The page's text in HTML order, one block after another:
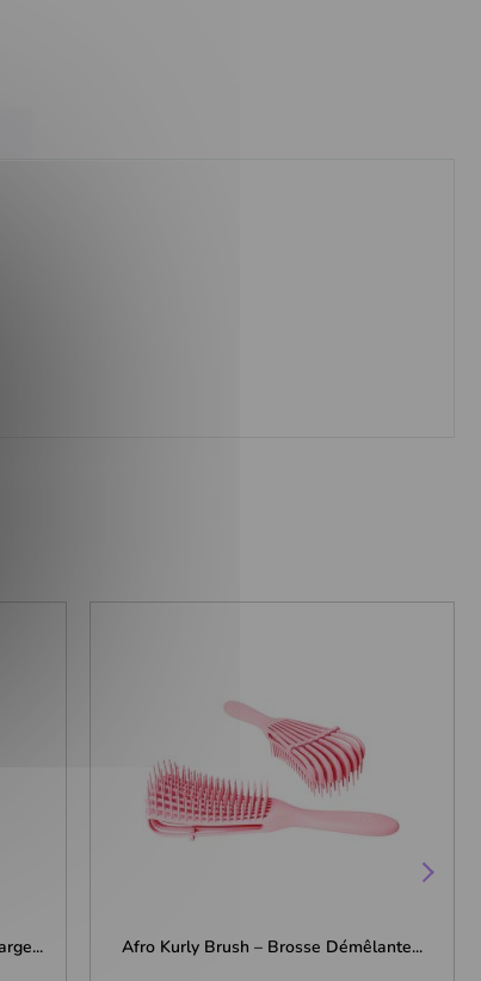
Afro Kurly Brush – Brosse Démêlante...